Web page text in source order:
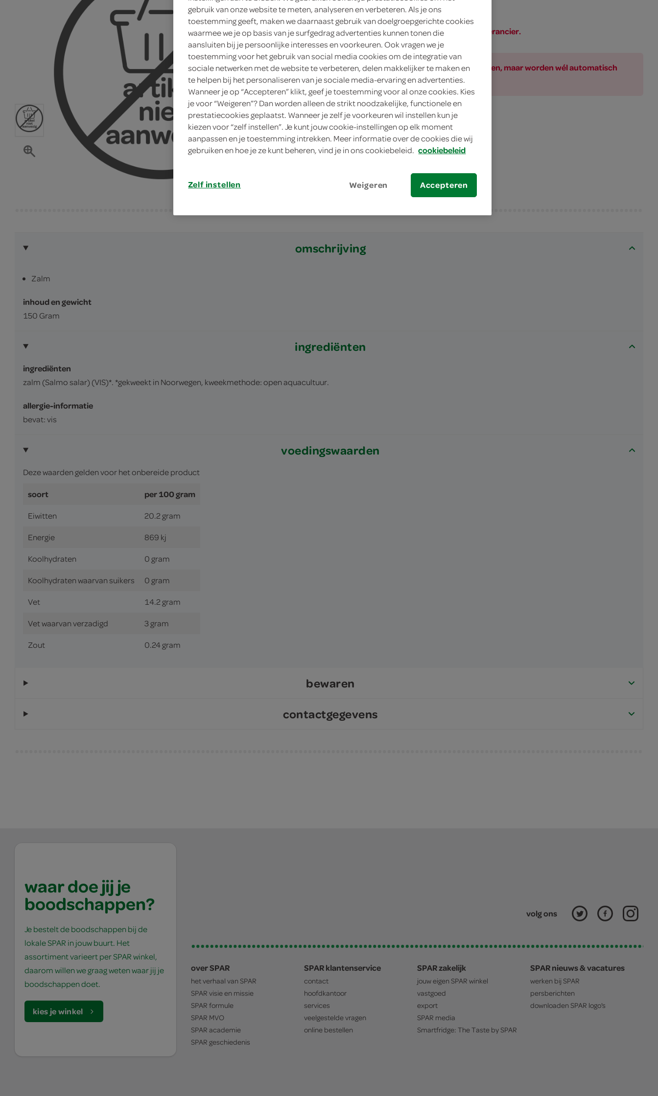
150 Gram
Dit product is niet meer leverbaar vanuit SPAR of de leverancier.
Let op: aanbiedingen zijn niet zichtbaar bij de producten, maar worden wél automatisch
verwerkt in de winkelmand.
omschrijving
Zalm
inhoud en gewicht
150 Gram
ingrediënten
ingrediënten
zalm (Salmo salar) (VIS)*. *gekweekt in Noorwegen, kweekmethode: open aquacultuur.
allergie-informatie
bevat: vis
voedingswaarden
Deze waarden gelden voor het onbereide product
soort per 100 gram
Eiwitten 20.2 gram
Energie 869 kj
Koolhydraten 0 gram
Koolhydraten waarvan suikers 0 gram
Vet 14.2 gram
Vet waarvan verzadigd 3 gram
Zout 0.24 gram
bewaren
contactgegevens
waar doe jij je
boodschappen?
Je bestelt de boodschappen bij de
lokale SPAR in jouw buurt. Het
assortiment varieert per SPAR winkel,
daarom willen we graag weten waar jij je
boodschappen doet.
kies je winkel
volg ons
over SPAR
het verhaal van SPAR
SPAR visie en missie
SPAR formule
SPAR MVO
SPAR academie
SPAR geschiedenis
SPAR klantenservice
contact
hoofdkantoor
services
veelgestelde vragen
online bestellen
SPAR zakelijk
jouw eigen SPAR winkel
vastgoed
export
SPAR media
Smartfridge: The Taste bySPAR
SPAR nieuws & vacatures
werken bij SPAR
persberichten
downloaden SPAR logo's
gebruik van onze website te meten, analyseren en verbeteren. Als je ons
toestemming geeft, maken we daarnaast gebruik van doelgroepgerichte cookies
waarmee we je op basis van je surfgedrag advertenties kunnen tonen die
aansluiten bij je persoonlijke interesses en voorkeuren. Ook vragen we je
toestemming voor het gebruik van social media cookies om de integratie van
sociale netwerken met de website te verbeteren, delen makkelijker te maken en
te helpen bij het personaliseren van je sociale media-ervaring en advertenties.
Wanneer je op “Accepteren” klikt, geef je toestemming voor al onze cookies. Kies
je voor “Weigeren”? Dan worden alleen de strikt noodzakelijke, functionele en
prestatiecookies geplaatst. Wanneer je zelf je voorkeuren wil instellen kun je
kiezen voor “zelf instellen”. Je kunt jouw cookie-instellingen op elk moment
aanpassen en je toestemming intrekken. Meer informatie over de cookies die wij
gebruiken en hoe je ze kunt beheren, vind je in ons cookiebeleid. cookiebeleid
Zelf instellen Weigeren Accepteren